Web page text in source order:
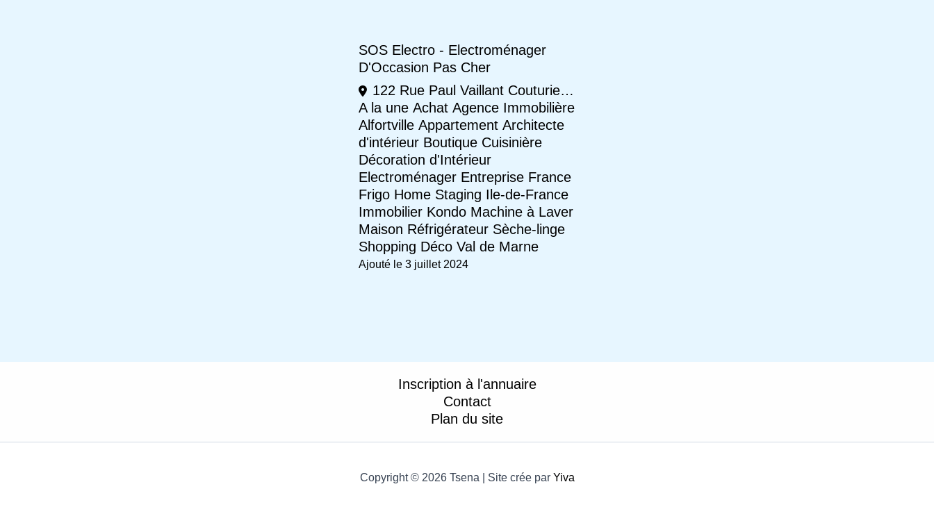
SOS Electro - Electroménager
D'Occasion Pas Cher
122 Rue Paul Vaillant Couturier, Alfortville
A la une Achat Agence Immobilière
Alfortville Appartement Architecte
d'intérieur Boutique Cuisinière
Décoration d'Intérieur
Electroménager Entreprise France
Frigo Home Staging Ile-de-France
Immobilier Kondo Machine à Laver
Maison Réfrigérateur Sèche-linge
Shopping Déco Val de Marne
Ajouté le 3 juillet 2024
Inscription à l'annuaire
Contact
Plan du site
Copyright © 2026 Tsena | Site crée par Yiva